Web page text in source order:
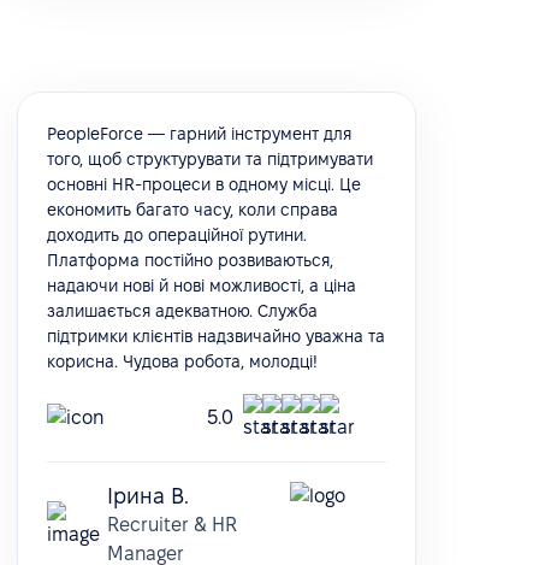
PeopleForce — гарний інструмент для
того, щоб структурувати та підтримувати
основні HR-процеси в одному місці. Це
економить багато часу, коли справа
доходить до операційної рутини.
Платформа постійно розвиваються,
надаючи нові й нові можливості, а ціна
залишається адекватною. Служба
підтримки клієнтів надзвичайно уважна та
корисна. Чудова робота, молодці!
5.0
Ірина В.
Recruiter & HR
Manager